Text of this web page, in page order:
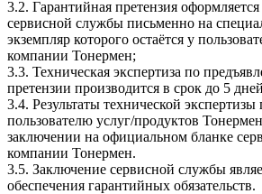
3.2. Гарантийная претензия
сервисной службы письменно на
экземпляр которого остаётся у
компании Тонермен;
3.3. Техническая экспертиза по
претензии производится в срок до 5
3.4. Результаты технической экспертизы
пользователю услуг/продуктов
заключении на официальном бланке
компании Тонермен.
3.5. Заключение сервисной службы
обеспечения гарантийных обязательств.